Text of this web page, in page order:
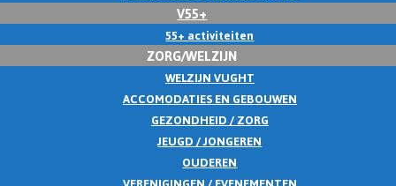
V55+
55+ activiteiten
ZORG/WELZIJN
WELZIJN VUGHT
ACCOMODATIES EN GEBOUWEN
GEZONDHEID / ZORG
JEUGD / JONGEREN
OUDEREN